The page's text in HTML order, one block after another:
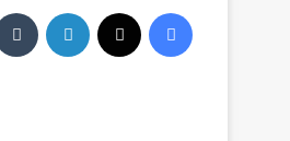
فيسبوك لينكدإن